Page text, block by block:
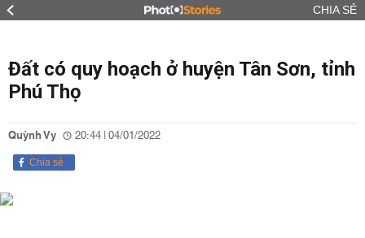
CHIA SẺ
Đất có quy hoạch ở huyện Tân Sơn, tỉnh
Phú Thọ
Quỳnh Vy 20:44 | 04/01/2022
Chia sẻ